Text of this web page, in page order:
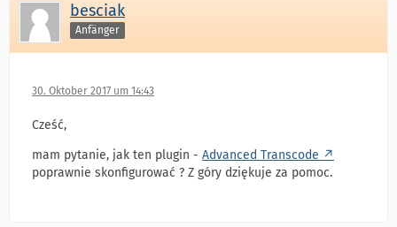
besciak
Anfänger
30. Oktober 2017 um 14:43
Cześć,
mam pytanie, jak ten plugin - Advanced Transcode
poprawnie skonfigurować ? Z góry dziękuje za pomoc.